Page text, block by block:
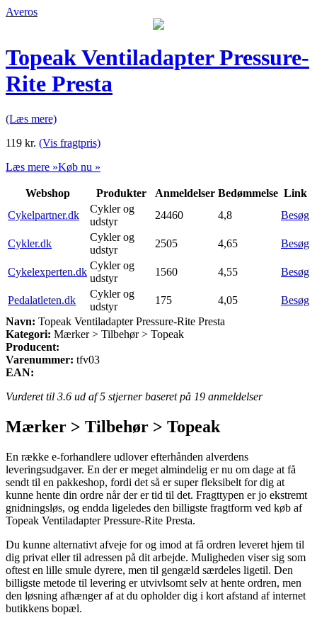
Averos
Topeak Ventiladapter Pressure-
Rite Presta
(Læs mere)
119 kr. (Vis fragtpris)
Læs mere »Køb nu »
Webshop Produkter Anmeldelser Bedømmelse Link
Cykelpartner.dk
Cykler og
udstyr
24460 4,8 Besøg
Cykler.dk
Cykler og
udstyr
2505 4,65 Besøg
Cykelexperten.dk
Cykler og
udstyr
1560 4,55 Besøg
Pedalatleten.dk
Cykler og
udstyr
175 4,05
Besøg
Navn: Topeak Ventiladapter Pressure-Rite Presta
Kategori: Mærker > Tilbehør > Topeak
Producent:
Varenummer: tfv03
EAN:
Vurderet til 3.6 ud af 5 stjerner baseret på 19 anmeldelser
Mærker > Tilbehør > Topeak
En række e-forhandlere udlover efterhånden alverdens
leveringsudgaver. En der er meget almindelig er nu om dage at få
sendt til en pakkeshop, fordi det så er super fleksibelt for dig at
kunne hente din ordre når der er tid til det. Fragttypen er jo ekstremt
gnidningsløs, og endda ligeledes den billigste fragtform ved køb af
Topeak Ventiladapter Pressure-Rite Presta.
Du kunne alternativt afveje for og imod at få ordren leveret hjem til
dig privat eller til adressen på dit arbejde. Muligheden viser sig som
oftest en lille smule dyrere, men til gengæld særdeles ligetil. Den
billigste metode til levering er utvivlsomt selv at hente ordren, men
den løsning afhænger af at du opholder dig i kort afstand af internet
butikkens bopæl.